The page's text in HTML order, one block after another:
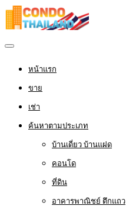
หน้าแรก
ขาย
เช่า
ค้นหาตามประเภท
บ้านเดี่ยว บ้านแฝด
คอนโด
ที่ดิน
อาคารพาณิชย์ ตึกแถว